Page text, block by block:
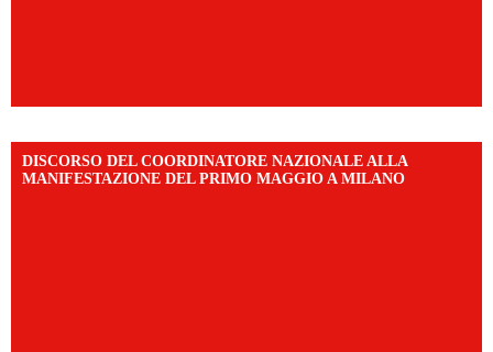
DISCORSO DEL COORDINATORE NAZIONALE ALLA
MANIFESTAZIONE DEL PRIMO MAGGIO A MILANO